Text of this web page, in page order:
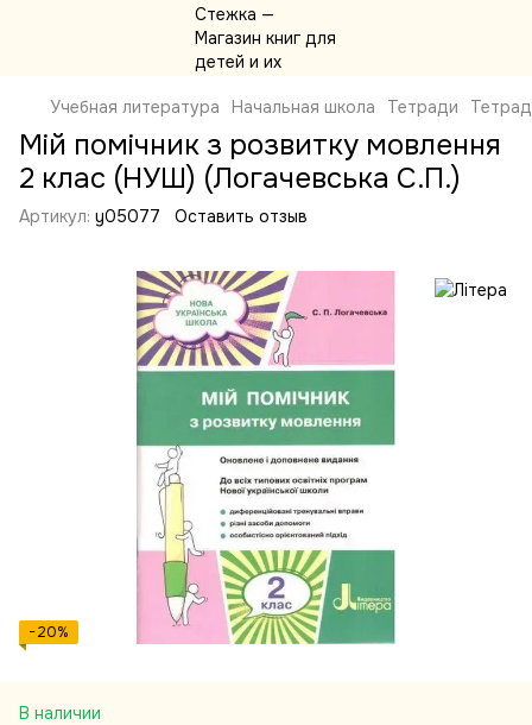
Учебная литература Начальная школа Тетради
Мій помічник з розвитку мовлення
2 клас (НУШ) (Логачевська С.П.)
Артикул: y05077 Оставить отзыв
−20%
В наличии